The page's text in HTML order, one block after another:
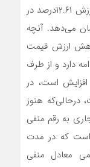
شد که به لحاظ وزن ۶.۲۱درصد و از حیث ارزش ۱۲.۶۱‌درصد در
می‌دهد. آنچه
ارزش قیمت
دارد و از طرف
است، در
درحالی‌که هنوز
به رقم منفی
است که در مدت
معادل منفی